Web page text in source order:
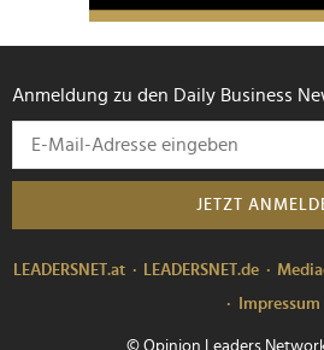
Anmeldung zu den Daily Business
JETZT
LEADERSNET.at LEADERSNET.de
Impressum